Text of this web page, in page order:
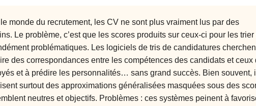
monde du recrutement, les CV ne sont plus vraiment lus par des
Le problème, c’est que les scores produits sur ceux-ci pour les trier
problématiques. Les logiciels de tris de candidatures
des correspondances entre les compétences des candidats et ceux
et à prédire les personnalités… sans grand succès. Bien souvent,
surtout des approximations généralisées masquées sous des
neutres et objectifs. Problèmes : ces systèmes peinent à